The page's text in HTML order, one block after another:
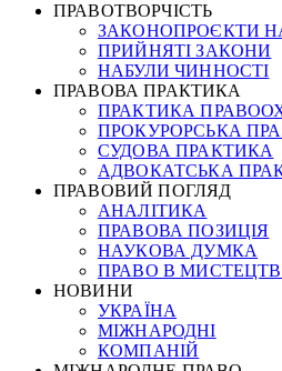
ПРАВОТВОРЧІСТЬ
ЗАКОНОПРОЄКТИ
ПРИЙНЯТІ ЗАКОНИ
НАБУЛИ ЧИННОСТІ
ПРАВОВА ПРАКТИКА
ПРАКТИКА
ПРОКУРОРСЬКА
СУДОВА ПРАКТИКА
АДВОКАТСЬКА
ПРАВОВИЙ ПОГЛЯД
АНАЛІТИКА
ПРАВОВА ПОЗИЦІЯ
НАУКОВА ДУМКА
ПРАВО В
НОВИНИ
УКРАЇНА
МІЖНАРОДНІ
КОМПАНІЙ